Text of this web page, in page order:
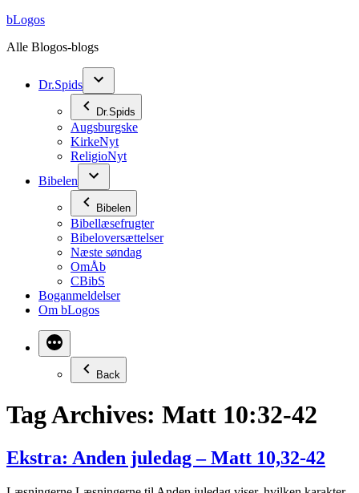
Videre
indhold
bLogos
Alle Blogos-blogs
Dr.Spids
Dr.Spids
Augsburgske
KirkeNyt
ReligioNyt
Bibelen
Bibelen
Bibellæsefrugter
Bibeloversættelser
Næste søndag
OmÅb
CBibS
Boganmeldelser
Om bLogos
Back
Tag Archives: Matt 10:32-42
Ekstra: Anden juledag – Matt 10,32-42